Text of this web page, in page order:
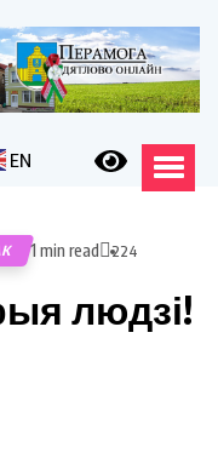
EN
1 min read 224
людзі!